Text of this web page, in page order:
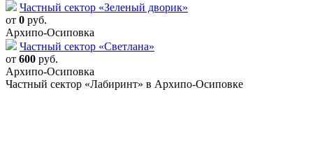
Частный сектор «Зеленый дворик»
от 0 руб.
Архипо-Осиповка
Частный сектор «Светлана»
от 600 руб.
Архипо-Осиповка
Частный сектор «Лабиринт» в Архипо-Осиповке